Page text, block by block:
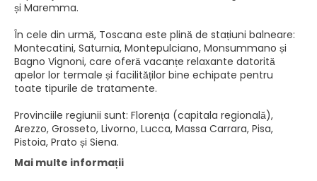
și Maremma.
În cele din urmă, Toscana este plină de stațiuni balneare:
Montecatini, Saturnia, Montepulciano, Monsummano și
Bagno Vignoni, care oferă vacanțe relaxante datorită
apelor lor termale și facilităților bine echipate pentru
toate tipurile de tratamente.
Provinciile regiunii sunt: Florența (capitala regională),
Arezzo, Grosseto, Livorno, Lucca, Massa Carrara, Pisa,
Pistoia, Prato și Siena.
Mai multe informații